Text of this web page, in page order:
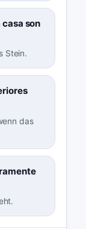
son
Stein.
das